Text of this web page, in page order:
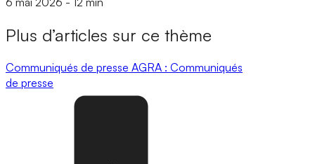
Plus d’articles sur ce thème
Communiqués de presse AGRA : Communiqués
de presse